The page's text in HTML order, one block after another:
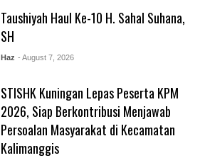
Taushiyah Haul Ke-10 H. Sahal Suhana,
SH
Haz - August 7, 2026
STISHK Kuningan Lepas Peserta KPM
2026, Siap Berkontribusi Menjawab
Persoalan Masyarakat di Kecamatan
Kalimanggis